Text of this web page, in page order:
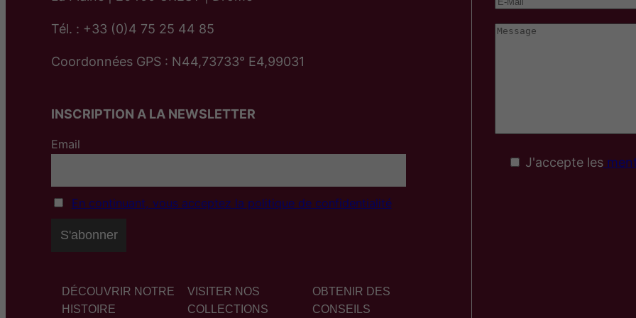
Tél. : +33 (0)4 75 25 44 85
Coordonnées GPS : N44,73733° E4,99031
INSCRIPTION A LA NEWSLETTER
Email
En continuant, vous acceptez la politique de confidentialité
DÉCOUVRIR NOTRE
HISTOIRE
VISITER NOS
COLLECTIONS
OBTENIR DES
CONSEILS
J'accepte les